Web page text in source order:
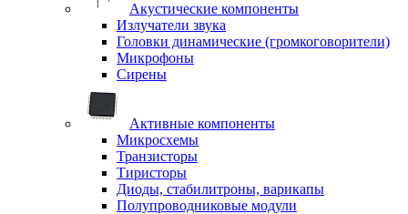
Акустические компоненты
Излучатели звука
Головки динамические (громкоговорители)
Микрофоны
Сирены
Активные компоненты
Микросхемы
Транзисторы
Тиристоры
Диоды, стабилитроны, варикапы
Полупроводниковые модули